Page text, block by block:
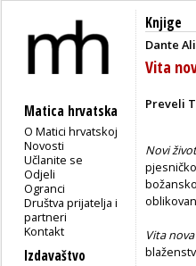
Matica hrvatska
O Matici hrvatskoj
Novosti
Učlanite se
Odjeli
Ogranci
Društva prijatelja i
partneri
Kontakt
Izdavaštvo
Knjige
Dante
Vita
Preveli
Novi
Vita nova